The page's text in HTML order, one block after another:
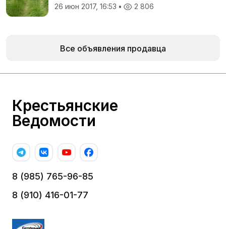
26 июн 2017, 16:53 • 2 806
Все объявления продавца
Крестьянские
Ведомости
8 (985) 765-96-85
8 (910) 416-01-77